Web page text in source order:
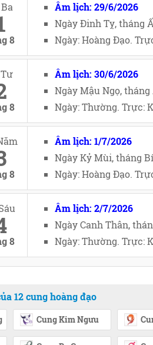
8
Âm lịch: 29/6/2026
Ngày Đinh Tỵ, tháng
Ngày: Hoàng Đạo.
8
Âm lịch: 30/6/2026
Ngày Mậu Ngọ,
Ngày: Thường. Trực:
8
Âm lịch: 1/7/2026
Ngày Kỷ Mùi, tháng
Ngày: Hoàng Đạo.
8
Âm lịch: 2/7/2026
Ngày Canh Thân,
Ngày: Thường. Trực:
12 cung hoàng đạo
Cung Kim Ngưu